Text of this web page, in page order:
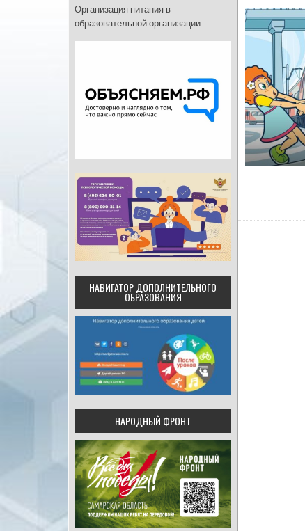
Организация питания в
образовательной организации
НАВИГАТОР ДОПОЛНИТЕЛЬНОГО
ОБРАЗОВАНИЯ
НАРОДНЫЙ ФРОНТ